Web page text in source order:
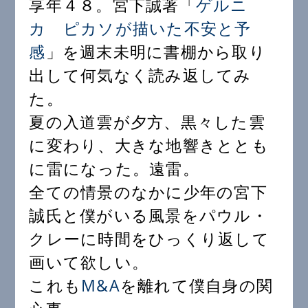
享年４８。宮下誠著「 ゲルニ
カ ピカソが描いた不安と予
感 」を週末未明に書棚から取り
出して何気なく読み返してみ
た。
夏の入道雲が夕方、黒々した雲
に変わり、大きな地響きととも
に雷になった。遠雷。
全ての情景のなかに少年の宮下
誠氏と僕がいる風景をパウル・
クレーに時間をひっくり返して
画いて欲しい。
これも M&Aを離れて僕自身の関